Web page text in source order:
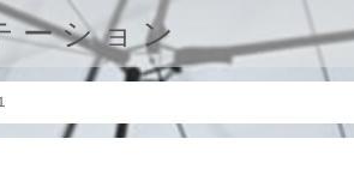
ーション